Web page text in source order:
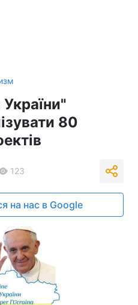
80
123
на нас в Google